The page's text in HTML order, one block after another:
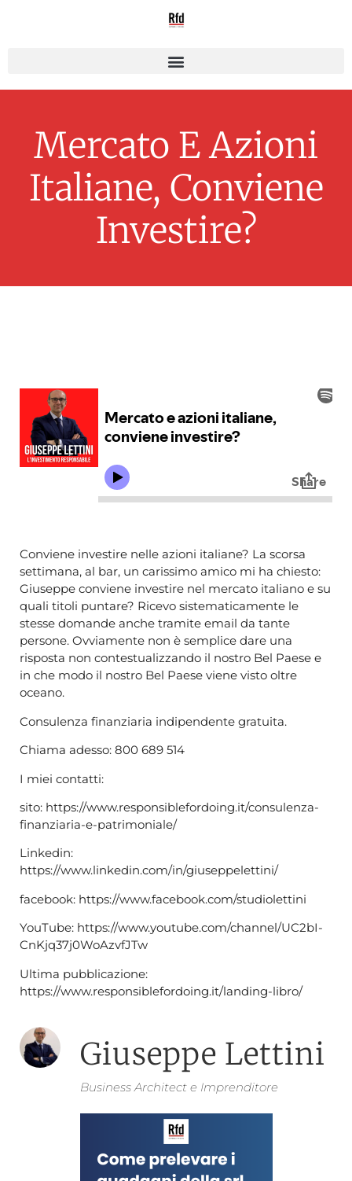
Mercato E Azioni
Italiane, Conviene
Investire?
Conviene investire nelle azioni italiane? La scorsa
settimana, al bar, un carissimo amico mi ha chiesto:
Giuseppe conviene investire nel mercato italiano e su
quali titoli puntare? Ricevo sistematicamente le
stesse domande anche tramite email da tante
persone. Ovviamente non è semplice dare una
risposta non contestualizzando il nostro Bel Paese e
in che modo il nostro Bel Paese viene visto oltre
oceano.
Consulenza finanziaria indipendente gratuita.
Chiama adesso: 800 689 514
I miei contatti:
sito: https://www.responsiblefordoing.it/consulenza-
finanziaria-e-patrimoniale/
Linkedin:
https://www.linkedin.com/in/giuseppelettini/
facebook: https://www.facebook.com/studiolettini
YouTube: https://www.youtube.com/channel/UC2bI-
CnKjq37j0WoAzvfJTw
Ultima pubblicazione:
https://www.responsiblefordoing.it/landing-libro/
Giuseppe Lettini
Business Architect e Imprenditore